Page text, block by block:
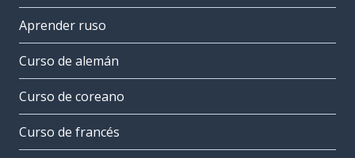
Aprender ruso
Curso de alemán
Curso de coreano
Curso de francés